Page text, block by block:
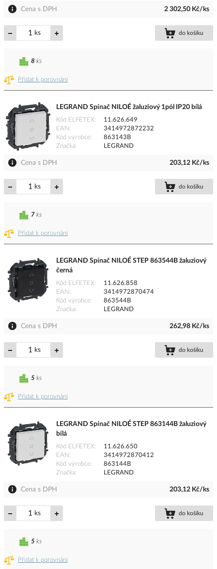
Cena s DPH 2 302,50 Kč/ks
ks do košíku
Přidat k porovnání
8 ks
LEGRAND Spínač NILOÉ žaluziový 1pól IP20 bílá
Kód ELFETEX
11.626.649
EAN
3414972872232
Kód výrobce
863143B
Značka
LEGRAND
Cena s DPH 203,12 Kč/ks
ks do košíku
Přidat k porovnání
7 ks
LEGRAND Spínač NILOÉ STEP 863544B žaluziový
černá
Kód ELFETEX
11.626.858
EAN
3414972870474
Kód výrobce
863544B
Značka
LEGRAND
Cena s DPH 262,98 Kč/ks
ks do košíku
Přidat k porovnání
5 ks
LEGRAND Spínač NILOÉ STEP 863144B žaluziový
bílá
Kód ELFETEX
11.626.650
EAN
3414972870412
Kód výrobce
863144B
Značka
LEGRAND
Cena s DPH 203,12 Kč/ks
ks do košíku
Přidat k porovnání
5 ks